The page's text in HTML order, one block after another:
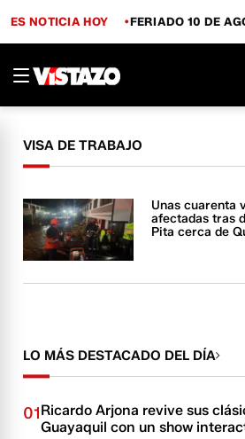
ES NOTICIA HOY FERIADO 10 DE
VISA DE TRABAJO
Unas cuarenta
afectadas tras
Pita cerca de
LO MÁS DESTACADO DEL DÍA
01Ricardo Arjona revive sus
Guayaquil con un show